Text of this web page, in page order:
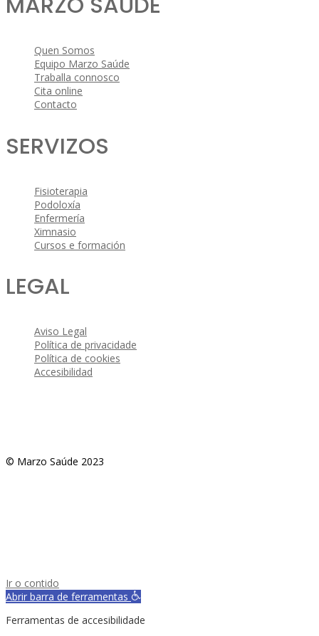
Quen Somos
Equipo Marzo Saúde
Traballa connosco
Cita online
Contacto
SERVIZOS
Fisioterapia
Podoloxía
Enfermería
Ximnasio
Cursos e formación
LEGAL
Aviso Legal
Política de privacidade
Política de cookies
Accesibilidad
© Marzo Saúde 2023
Ir o contido
Abrir barra de ferramentas
Ferramentas de accesibilidade